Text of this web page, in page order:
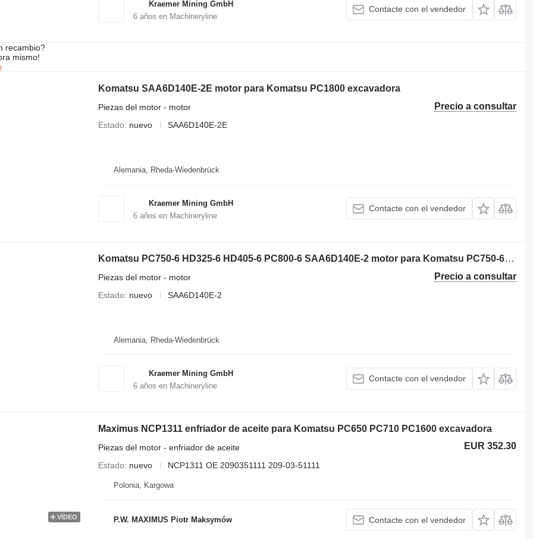
Kraemer Mining GmbH
6años en Machineryline
Contacte con el vendedor
recambio?
mismo!
Komatsu SAA6D140E-2E motor para Komatsu PC1800 excavadora
Precio a consultar
Piezas del motor - motor
Estado
nuevo SAA6D140E-2E
Alemania, Rheda-Wiedenbrück
Kraemer Mining GmbH
6años en Machineryline
Contacte con el vendedor
Komatsu PC750-6 HD325-6 HD405-6 PC800-6 SAA6D140E-2 motor para Komatsu PC750-6 excavadora
Precio a consultar
Piezas del motor - motor
Estado
nuevo SAA6D140E-2
Alemania, Rheda-Wiedenbrück
Kraemer Mining GmbH
6años en Machineryline
Contacte con el vendedor
VÍDEO
Maximus NCP1311 enfriador de aceite para Komatsu PC650 PC710 PC1600 excavadora
EUR 352.30
Piezas del motor - enfriador de aceite
Estado
nuevo NCP1311 OE 2090351111 209-03-51111
Polonia, Kargowa
P.W. MAXIMUS Piotr Maksymów Contacte con el vendedor